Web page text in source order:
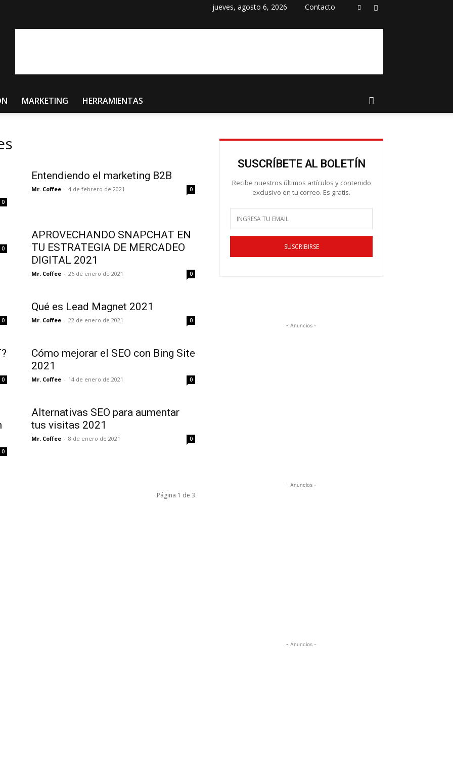
jueves, agosto 6, 2026 Contacto
MARKETING HERRAMIENTAS
0
Entendiendo el marketing B2B
Mr. Coffee - 4 de febrero de 2021 0
0
APROVECHANDO SNAPCHAT EN
TU ESTRATEGIA DE MERCADEO
DIGITAL 2021
Mr. Coffee - 26 de enero de 2021 0
0
Qué es Lead Magnet 2021
Mr. Coffee - 22 de enero de 2021 0
0
Cómo mejorar el SEO con Bing Site
2021
Mr. Coffee - 14 de enero de 2021 0
0
Alternativas SEO para aumentar
tus visitas 2021
Mr. Coffee - 8 de enero de 2021 0
Página 1 de 3
SUSCRÍBETE AL BOLETÍN
Recibe nuestros últimos artículos y contenido
exclusivo en tu correo. Es gratis.
SUSCRIBIRSE
- Anuncios -
- Anuncios -
- Anuncios -